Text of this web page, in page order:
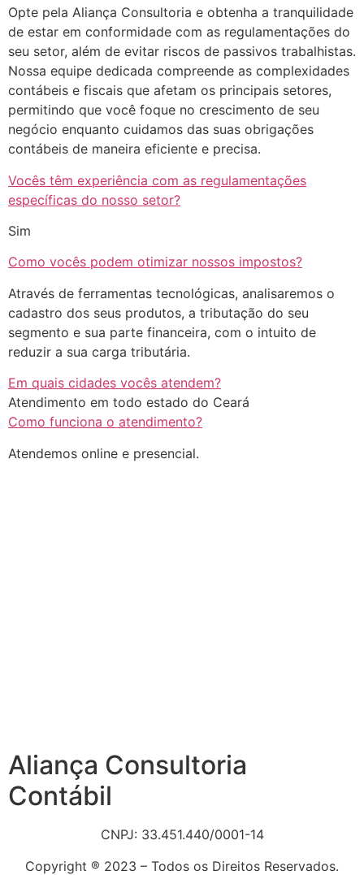
Opte pela Aliança Consultoria e obtenha a tranquilidade
de estar em conformidade com as regulamentações do
seu setor, além de evitar riscos de passivos trabalhistas.
Nossa equipe dedicada compreende as complexidades
contábeis e fiscais que afetam os principais setores,
permitindo que você foque no crescimento de seu
negócio enquanto cuidamos das suas obrigações
contábeis de maneira eficiente e precisa.
Vocês têm experiência com as regulamentações
específicas do nosso setor?
Sim
Como vocês podem otimizar nossos impostos?
Através de ferramentas tecnológicas, analisaremos o
cadastro dos seus produtos, a tributação do seu
segmento e sua parte financeira, com o intuito de
reduzir a sua carga tributária.
Em quais cidades vocês atendem?
Atendimento em todo estado do Ceará
Como funciona o atendimento?
Atendemos online e presencial.
Aliança Consultoria
Contábil
CNPJ: 33.451.440/0001-14
Copyright ® 2023 – Todos os Direitos Reservados.